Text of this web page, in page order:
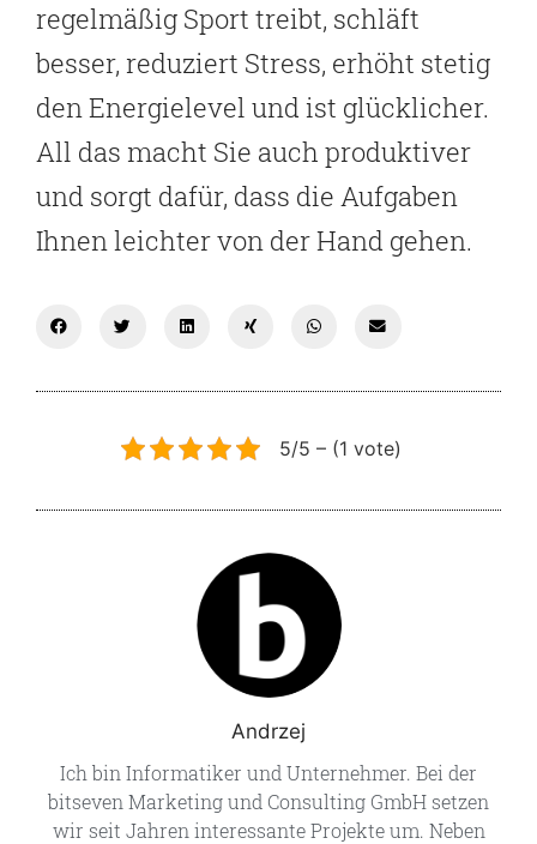
regelmäßig Sport treibt, schläft
besser, reduziert Stress, erhöht stetig
den Energielevel und ist glücklicher.
All das macht Sie auch produktiver
und sorgt dafür, dass die Aufgaben
Ihnen leichter von der Hand gehen.
5/5 – (1 vote)
Andrzej
Ich bin Informatiker und Unternehmer. Bei der
bitseven Marketing und Consulting GmbH setzen
wir seit Jahren interessante Projekte um. Neben